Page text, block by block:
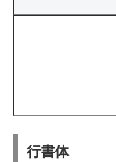
行書体